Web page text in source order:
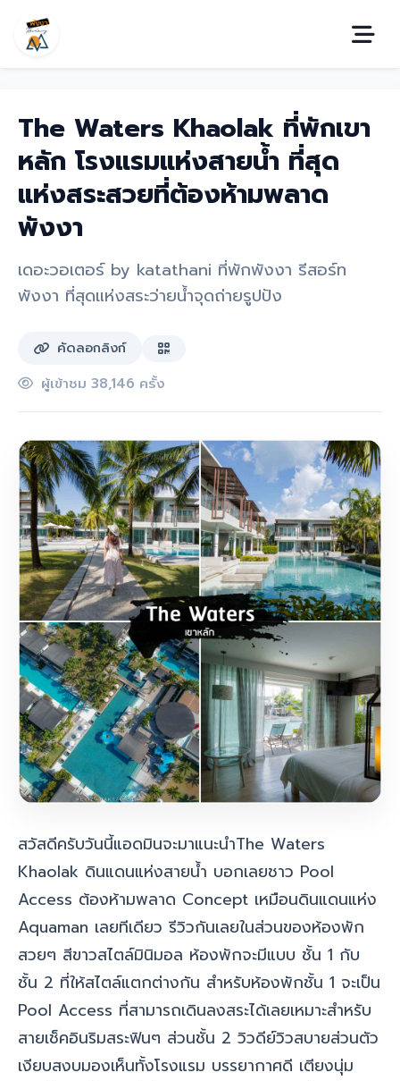
The Waters Khaolak ที่พักเขา
หลัก โรงแรมแห่งสายน้ำ ที่สุด
แห่งสระสวยที่ต้องห้ามพลาด
พังงา
เดอะวอเตอร์ by katathani ที่พักพังงา รีสอร์ท
พังงา ที่สุดแห่งสระว่ายน้ำจุดถ่ายรูปปัง
คัดลอกลิงก์
ผู้เข้าชม 38,146 ครั้ง
สวัสดีครับวันนี้แอดมินจะมาแนะนำThe Waters
Khaolak ดินแดนแห่งสายน้ำ บอกเลยชาว Pool
Access ต้องห้ามพลาด Concept เหมือนดินแดนแห่ง
Aquaman เลยทีเดียว รีวิวกันเลยในส่วนของห้องพัก
สวยๆ สีขาวสไตล์มินิมอล ห้องพักจะมีแบบ ชั้น 1 กับ
ชั้น 2 ที่ให้สไตล์แตกต่างกัน สำหรับห้องพักชั้น 1 จะเป็น
Pool Access ที่สามารถเดินลงสระได้เลยเหมาะสำหรับ
สายเช็คอินริมสระฟินๆ ส่วนชั้น 2 วิวดีย์วิวสบายส่วนตัว
เงียบสงบมองเห็นทั้งโรงแรม บรรยากาศดี เตียงนุ่ม